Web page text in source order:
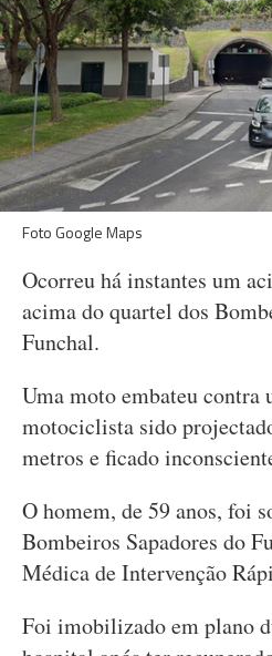
Foto Google Maps
Ocorreu há instantes um
acima do quartel dos
Funchal.
Uma moto embateu contra
motociclista sido
metros e ficado
O homem, de 59 anos, foi
Bombeiros Sapadores do
Médica de Intervenção
Foi imobilizado em plano